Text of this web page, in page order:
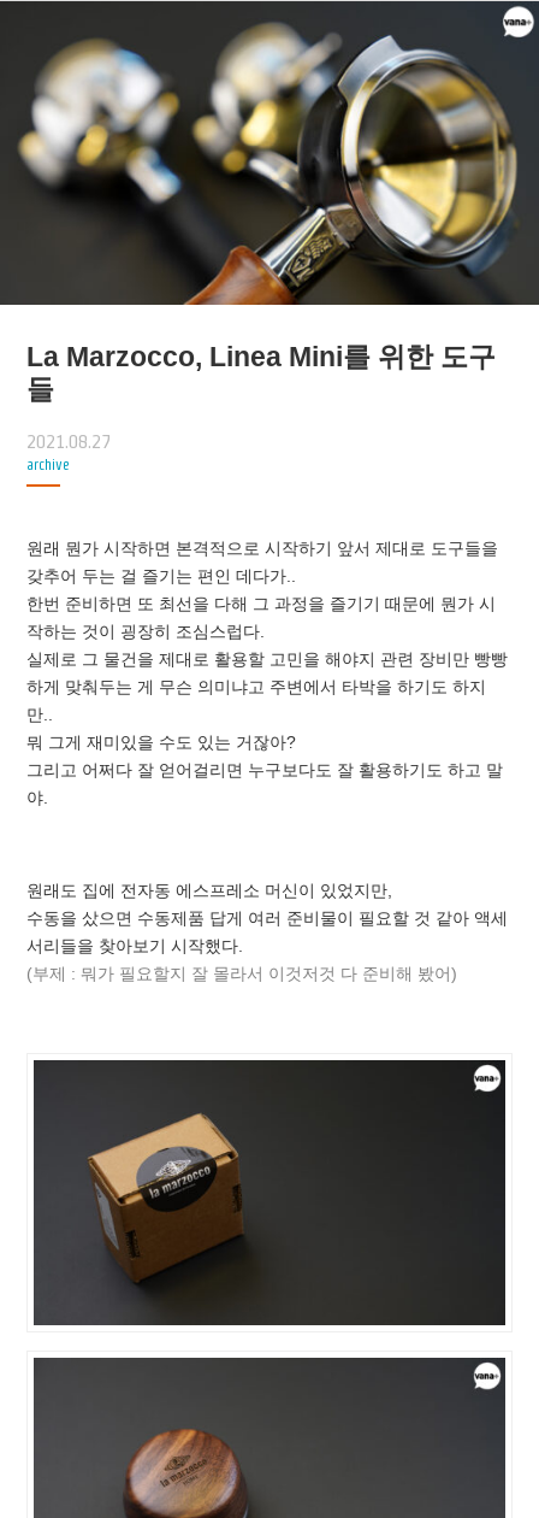
La Marzocco, Linea Mini를 위한 도구
들
2021.08.27
archive
원래 뭔가 시작하면 본격적으로 시작하기 앞서 제대로 도구들을
갖추어 두는 걸 즐기는 편인 데다가..
한번 준비하면 또 최선을 다해 그 과정을 즐기기 때문에 뭔가 시
작하는 것이 굉장히 조심스럽다.
실제로 그 물건을 제대로 활용할 고민을 해야지 관련 장비만 빵빵
하게 맞춰두는 게 무슨 의미냐고 주변에서 타박을 하기도 하지
만..
뭐 그게 재미있을 수도 있는 거잖아?
그리고 어쩌다 잘 얻어걸리면 누구보다도 잘 활용하기도 하고 말
야.
원래도 집에 전자동 에스프레소 머신이 있었지만,
수동을 샀으면 수동제품 답게 여러 준비물이 필요할 것 같아 액세
서리들을 찾아보기 시작했다.
(부제 : 뭐가 필요할지 잘 몰라서 이것저것 다 준비해 봤어)